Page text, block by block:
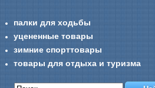
палки для ходьбы
уцененные товары
зимние спорттовары
товары для отдыха и туризма